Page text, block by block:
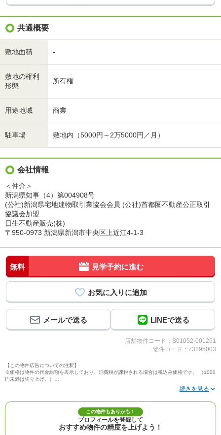
共通概要
敷地面積 -
敷地の権利
形態
所有権
用途地域 商業
駐車場 敷地内（5000円～2万5000円／月）
会社情報
＜仲介＞
新潟県知事（4）第004908号
(公社)新潟県宅地建物取引業協会会員 (公社)首都圏不動産公正取引
協議会加盟
日生不動産販売(株)
〒950-0973 新潟県新潟市中央区上近江4-1-3
無料 見学予約に進む
メールで送る LINEで送る
店舗物件コード：B01052-001251
物件コード：73295003
【この物件広告についての注釈】
※価格は物件の代金総額を表示しており、消費税が課税される場合は税込み価格です。 （1000
円未満は切り上げ。）
※写真に写っている、またはパース（絵）や間取り図に描かれている家具や車などは、特にコ
※建築条件付き土地価格には、建物価格は含まれません。
※物件情報は、原則として情報提供日の２日前に最終確認した情報です。
※完成予想図はいずれも外構、植栽、外観等実際のものとは多少異なることがあります。
※モデルルーム・モデルハウス・展示場・ショールームの画像の場合、今回販売の物件と異な
この物件もありかも！
プロフィールを登録して
おすすめ物件の精度を上げよう！